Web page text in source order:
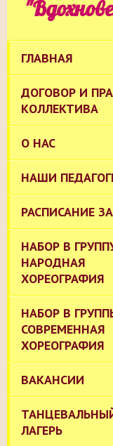
ГЛАВНАЯ
ДОГОВОР И
КОЛЛЕКТИВА
О НАС
НАШИ
РАСПИСАНИЕ
НАБОР В
НАРОДНАЯ
ХОРЕОГРАФИЯ
НАБОР В
СОВРЕМЕННАЯ
ХОРЕОГРАФИЯ
ВАКАНСИИ
ЛАГЕРЬ